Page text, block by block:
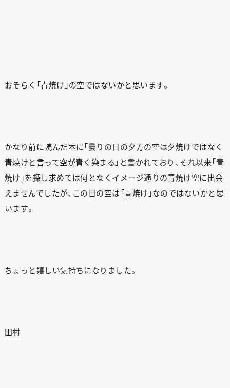
おそらく「青焼け」の空ではないかと思います。
かなり前に読んだ本に「曇りの日の夕方の空は夕焼けではなく
青焼けと言って空が青く染まる」と書かれており、それ以来「青
焼け」を探し求めては何となくイメージ通りの青焼け空に出会
えませんでしたが、この日の空は「青焼け」なのではないかと思
います。
ちょっと嬉しい気持ちになりました。
田村